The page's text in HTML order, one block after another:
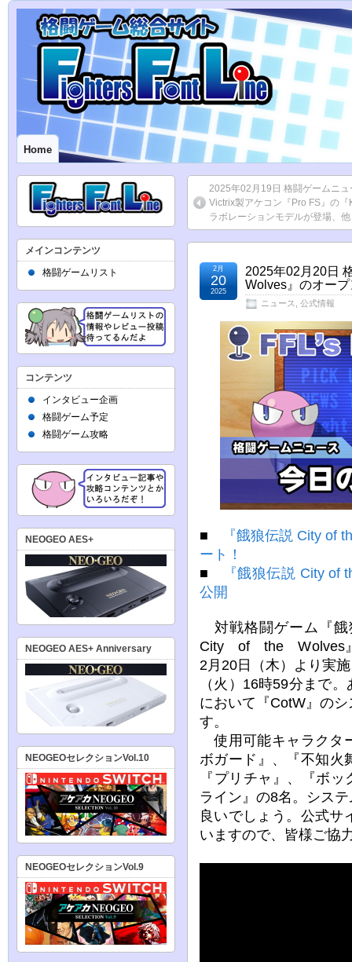
Home
2025年02月19日 格闘ゲームニ
Victrix製アケコン『Pro FS』の『
ラボレーションモデルが登場、他
2025年02月20日
Wolves』のオー
ニュース 公式情報
2月
20
2025
■
『餓狼伝説 City of
ート！
■
『餓狼伝説 City of
公開
対戦格闘ゲーム『
City of the Wolves』
2月20日（木）より実
（火）16時59分まで
において『CotW』の
す。
使用可能キャラクタ
ボガード』、『不知火
『プリチャ』、『ボ
ライン』の8名。シス
良いでしょう。公式サ
いますので、皆様ご協
メインコンテンツ
格闘ゲームリスト
コンテンツ
インタビュー企画
格闘ゲーム予定
格闘ゲーム攻略
NEOGEO AES+
NEOGEO AES+ Anniversary
NEOGEOセレクションVol.10
NEOGEOセレクションVol.9